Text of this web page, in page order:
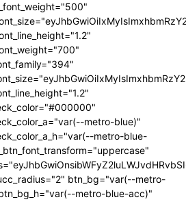
metro-blue)"
metro-blue-
btn_bg="var(--metro-
metro-blue-acc)"